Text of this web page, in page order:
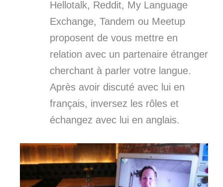
Hellotalk, Reddit, My Language
Exchange, Tandem ou Meetup
proposent de vous mettre en
relation avec un partenaire étranger
cherchant à parler votre langue.
Après avoir discuté avec lui en
français, inversez les rôles et
échangez avec lui en anglais.